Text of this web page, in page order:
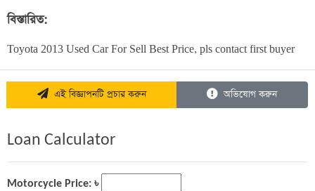
বিস্তারিত:
Toyota 2013 Used Car For Sell Best Price, pls contact first buyer
এই বিজ্ঞাপনটি প্রচার করুন অভিযোগ করুন
Loan Calculator
Motorcycle Price: ৳